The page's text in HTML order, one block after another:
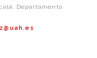
Departamento